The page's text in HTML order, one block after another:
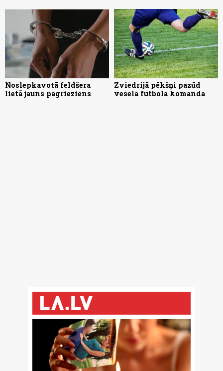
Noslepkavotā feldšera
lietā jauns pagrieziens
Zviedrijā pēkšņi pazūd
vesela futbola komanda